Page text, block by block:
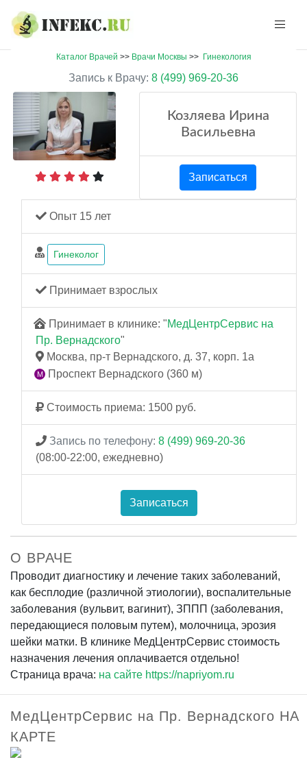
Каталог Врачей >> Врачи Москвы >> Гинекология
Запись к Врачу: 8 (499) 969-20-36
Козляева Ирина
Васильевна
Записаться
Опыт 15 лет
Гинеколог
Принимает взрослых
Принимает в клинике: "МедЦентрСервис на
Пр. Вернадского"
Москва, пр-т Вернадского, д. 37, корп. 1а
Проспект Вернадского (360 м)
Стоимость приема: 1500 руб.
Запись по телефону: 8 (499) 969-20-36
(08:00-22:00, ежедневно)
Записаться
О ВРАЧЕ
Проводит диагностику и лечение таких заболеваний,
как бесплодие (различной этиологии), воспалительные
заболевания (вульвит, вагинит), ЗППП (заболевания,
передающиеся половым путем), молочница, эрозия
шейки матки. В клинике МедЦентрСервис стоимость
назначения лечения оплачивается отдельно!
Страница врача: на сайте https://napriyom.ru
МедЦентрСервис на Пр. Вернадского НА
КАРТЕ